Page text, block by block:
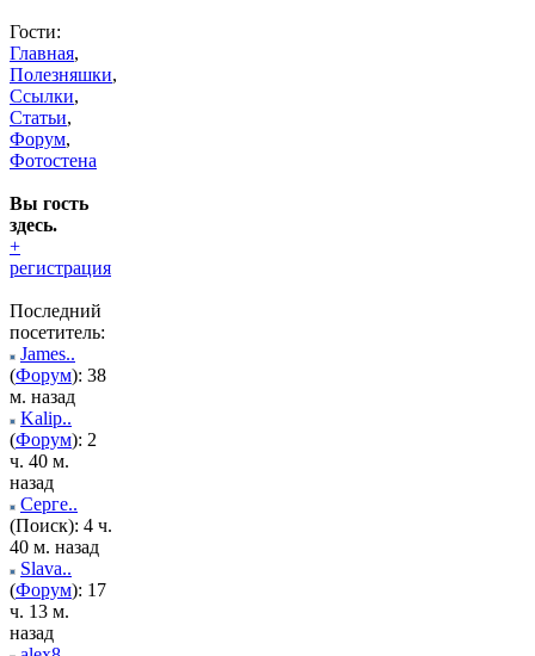
Гости:
Главная,
Полезняшки,
Ссылки,
Статьи,
Форум,
Фотостена
Вы гость
здесь.
+
регистрация
Последний
посетитель:
James..
(Форум): 38
м. назад
Kalip..
(Форум): 2
ч. 40 м.
назад
Серге..
(Поиск): 4 ч.
40 м. назад
Slava..
(Форум): 17
ч. 13 м.
назад